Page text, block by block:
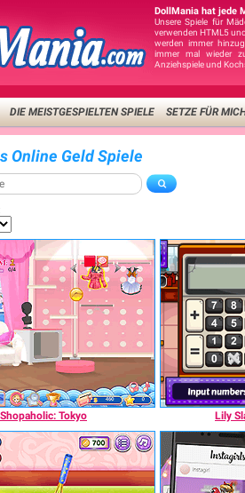
DollMania hat jede
Unsere Spiele für
verwenden HTML5
werden immer
immer mal wieder
Anziehspiele und
DIE MEISTGESPIELTEN SPIELE SETZE FÜR
Online Geld Spiele
Shopaholic: Tokyo Lily